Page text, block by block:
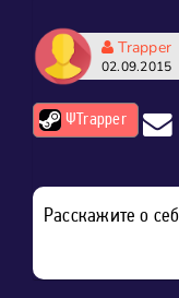
Trapper
02.09.2015
ΨTrapper
Расскажите о